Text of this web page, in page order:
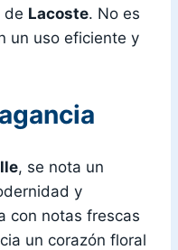
de Lacoste. No es
un uso eficiente y
, se nota un
y
con notas frescas
un corazón floral